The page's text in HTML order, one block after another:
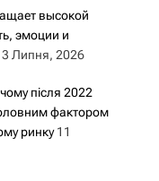
высокой
эмоции и
Липня, 2026
після 2022
фактором
ринку 11